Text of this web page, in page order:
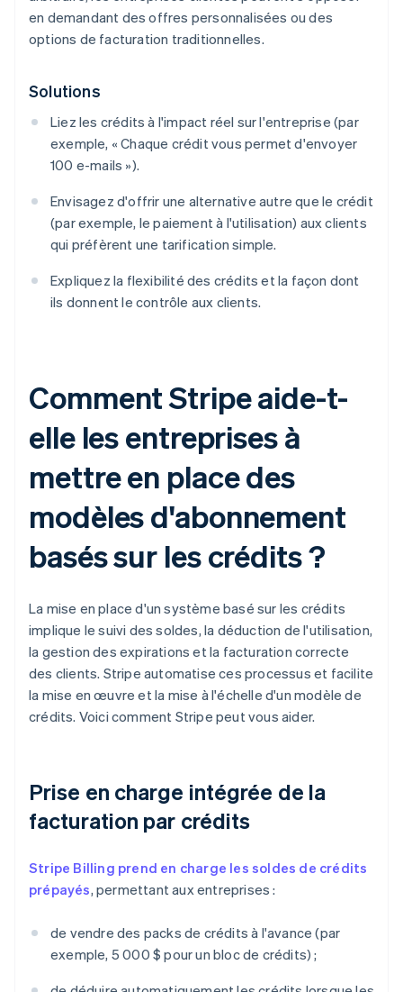
en demandant des offres personnalisées ou des
options de facturation traditionnelles.
Solutions
Liez les crédits à l'impact réel sur l'entreprise (par
exemple, « Chaque crédit vous permet d'envoyer
100 e-mails »).
Envisagez d'offrir une alternative autre que le crédit
(par exemple, le paiement à l'utilisation) aux clients
qui préfèrent une tarification simple.
Expliquez la flexibilité des crédits et la façon dont
ils donnent le contrôle aux clients.
Comment Stripe aide-t-
elle les entreprises à
mettre en place des
modèles d'abonnement
basés sur les crédits ?
La mise en place d'un système basé sur les crédits
implique le suivi des soldes, la déduction de l'utilisation,
la gestion des expirations et la facturation correcte
des clients. Stripe automatise ces processus et facilite
la mise en œuvre et la mise à l'échelle d'un modèle de
crédits. Voici comment Stripe peut vous aider.
Prise en charge intégrée de la
facturation par crédits
Stripe Billing prend en charge les soldes de crédits
prépayés, permettant aux entreprises :
de vendre des packs de crédits à l'avance (par
exemple, 5 000 $ pour un bloc de crédits) ;